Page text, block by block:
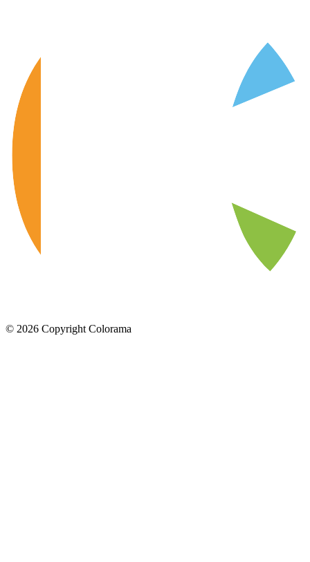
© 2026 Copyright Colorama